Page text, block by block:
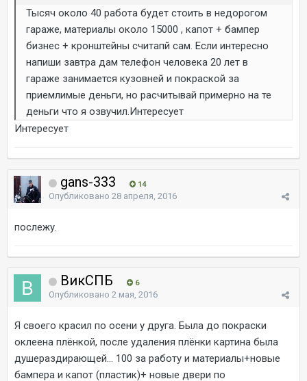
Тысяч около 40 работа будет стоить в недорогом
гараже, материалы около 15000 , капот + бампер
бизнес + кронштейны считапй сам. Если интересно
напиши завтра дам телефон человека 20 лет в
гараже занимается кузовней и покраской за
приемлимые деньги, но расчитывай примерно на те
деньги что я озвучил.Интересует
Интересует
gans-333 14
Опубликовано 28 апреля, 2016
послежу.
ВикСПБ 6
Опубликовано 2 мая, 2016
Я своего красил по осени у друга. Была до покраски
оклеена плёнкой, после удаления плёнки картина была
душераздирающей... 100 за работу и материалы+новые
бампера и капот (пластик)+ новые двери по